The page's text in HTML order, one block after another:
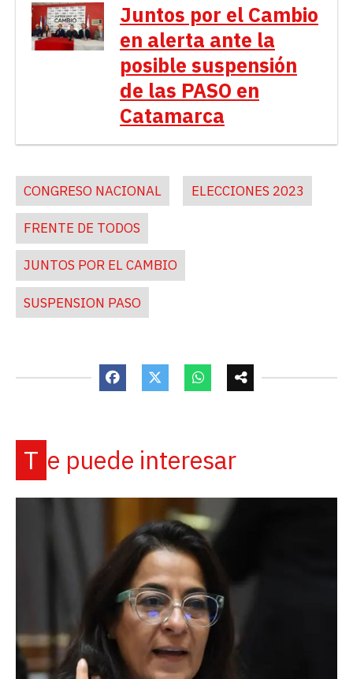
Juntos por el Cambio
en alerta ante la
posible suspensión
de las PASO en
Catamarca
CONGRESO NACIONAL ELECCIONES 2023
FRENTE DE TODOS
JUNTOS POR EL CAMBIO
SUSPENSION PASO
Te puede interesar